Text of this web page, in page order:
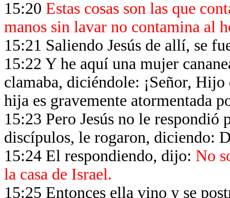
15:20 Estas cosas son las que
manos sin lavar no contamina al
15:21 Saliendo Jesús de allí, se
15:22 Y he aquí una mujer
clamaba, diciéndole: ¡Señor,
hija es gravemente atormentada
15:23 Pero Jesús no le respondió
discípulos, le rogaron, diciendo:
15:24 El respondiendo, dijo: No
la casa de Israel.
15:25 Entonces ella vino y se